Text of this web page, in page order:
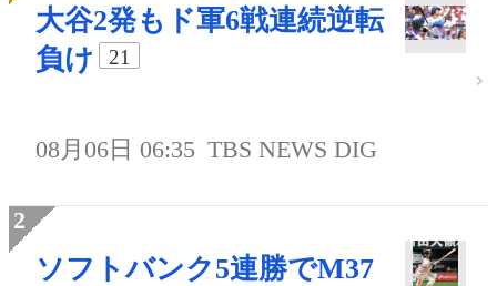
大谷2発もド軍6戦連続逆転
負け
21
08月06日 06:35 TBS NEWS DIG
ソフトバンク5連勝でM37